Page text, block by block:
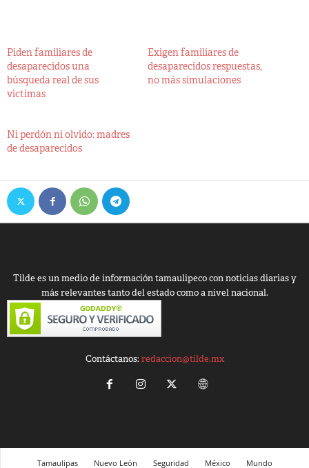
Piden familiares de
desaparecidos una
búsqueda real de sus
victimas
Exigen familiares de
desaparecidos respuestas,
no más simulaciones
Ni perdón ni olvido: madres
de desaparecidos
Tilde es un medio de información tamaulipeco con noticias diarias y
más relevantes tanto del estado como a nivel nacional.
Contáctanos:redaccion@tilde.mx
Tamaulipas Nuevo León Seguridad México Mundo